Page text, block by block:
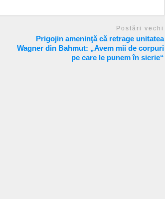
Postări vechi
Prigojin ameninţă că retrage unitatea
Wagner din Bahmut: „Avem mii de corpuri
pe care le punem în sicrie“